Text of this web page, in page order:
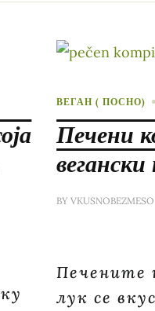
ВЕГАН ( ПОСНО)
Печени
вегански
BYVKUSNOBEZMESO
Печените
лук се